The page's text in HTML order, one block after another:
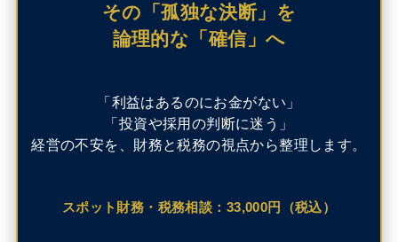
その「孤独な決断」を
論理的な「確信」へ
「利益はあるのにお金がない」
「投資や採用の判断に迷う」
経営の不安を、財務と税務の視点から整理します。
スポット財務・税務相談：33,000円（税込）